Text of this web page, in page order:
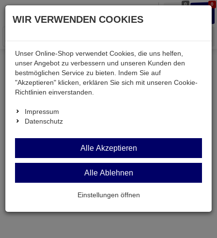
0 0
Menü
Weiter einkaufen Kessler electronic
Bauteile aktiv
IXYH40N120C3
WIR VERWENDEN COOKIES
Unser Online-Shop verwendet Cookies, die uns helfen,
unser Angebot zu verbessern und unseren Kunden den
bestmöglichen Service zu bieten. Indem Sie auf
"Akzeptieren" klicken, erklären Sie sich mit unseren Cookie-
Richtlinien einverstanden.
Impressum
Datenschutz
Alle Akzeptieren
Alle Ablehnen
Einstellungen öffnen